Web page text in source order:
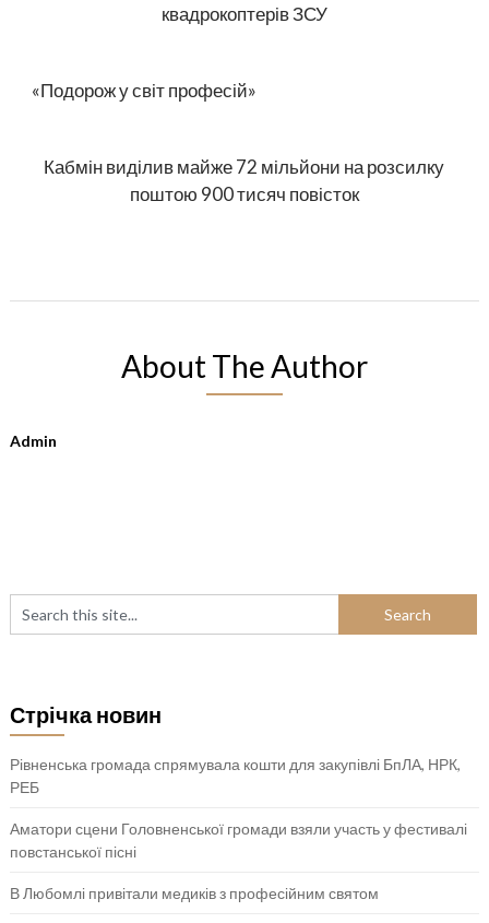
квадрокоптерів ЗСУ
«Подорож у світ професій»
Кабмін виділив майже 72 мільйони на розсилку
поштою 900 тисяч повісток
About The Author
Admin
Стрічка новин
Рівненська громада спрямувала кошти для закупівлі БпЛА, НРК,
РЕБ
Аматори сцени Головненської громади взяли участь у фестивалі
повстанської пісні
В Любомлі привітали медиків з професійним святом